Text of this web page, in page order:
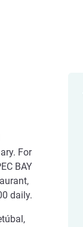
For
BAY
daily.